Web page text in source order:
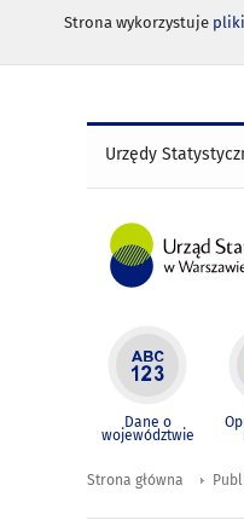
Strona wykorzystuje
Urzędy
Dane o
województwie
Strona główna